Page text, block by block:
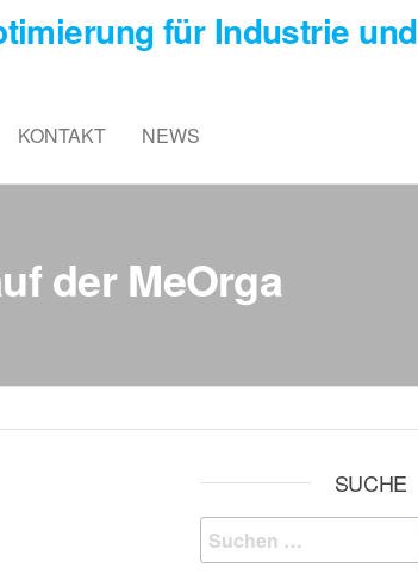
für Industrie und
KONTAKT NEWS
der MeOrga
SUCHE